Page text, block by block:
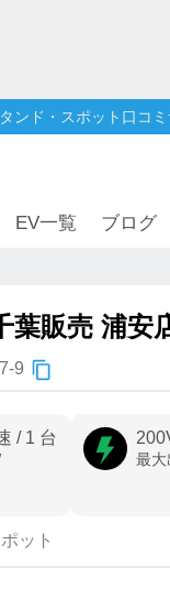
ンド・スポット口コミ
EV一覧 ブログ
葉販売 浦安
9
/ 1 台
最大
ット